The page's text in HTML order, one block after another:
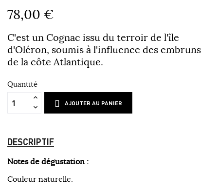
78,00 €
C'est un Cognac issu du terroir de l'île
d'Oléron, soumis à l'influence des embruns
de la côte Atlantique.
Quantité
AJOUTER AU PANIER
DESCRIPTIF
Notes de dégustation :
Couleur naturelle.